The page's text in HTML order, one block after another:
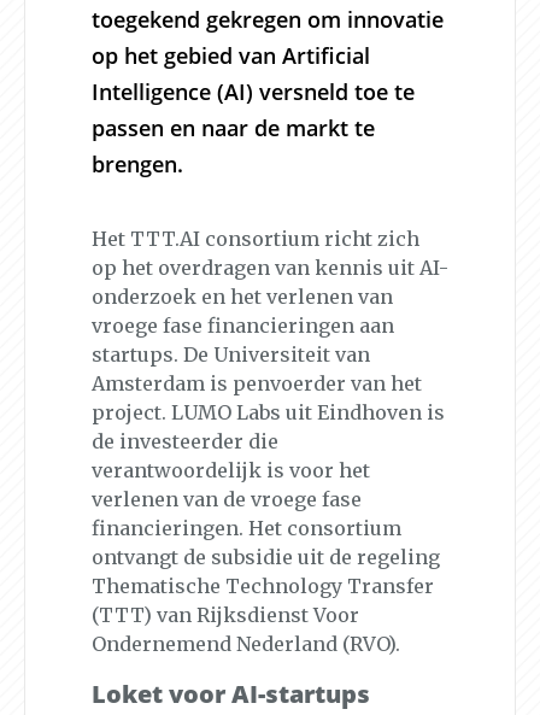
toegekend gekregen om innovatie
op het gebied van Artificial
Intelligence (AI) versneld toe te
passen en naar de markt te
brengen.
Het TTT.AI consortium richt zich
op het overdragen van kennis uit AI-
onderzoek en het verlenen van
vroege fase financieringen aan
startups. De Universiteit van
Amsterdam is penvoerder van het
project. LUMO Labs uit Eindhoven is
de investeerder die
verantwoordelijk is voor het
verlenen van de vroege fase
financieringen. Het consortium
ontvangt de subsidie uit de regeling
Thematische Technology Transfer
(TTT) van Rijksdienst Voor
Ondernemend Nederland (RVO).
Loket voor AI-startups